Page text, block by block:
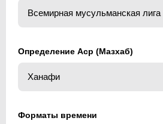
Определение Аср (Мазхаб)
Форматы времени